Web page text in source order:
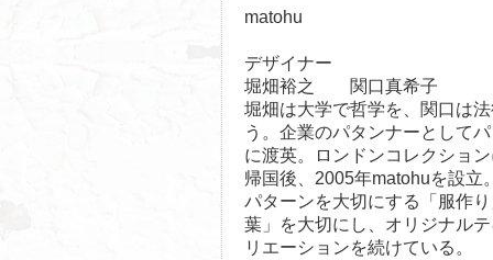
matohu
デザイナー
堀畑裕之 関口真希子
堀畑は大学で哲学を、関口は
う。企業のパタンナーとして
に渡英。ロンドンコレクショ
帰国後、2005年matohuを設立
パターンを大切にする「服作
葉」を大切にし、オリジナル
リエーションを続けている。